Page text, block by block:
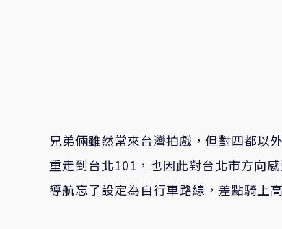
兄弟倆雖然常來台灣拍戲，但對四都以
重走到台北101，也因此對台北市方向
導航忘了設定為自行車路線，差點騎上